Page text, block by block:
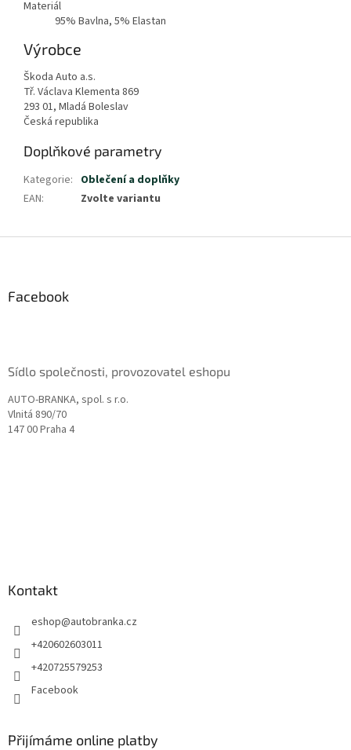
Materiál
95% Bavlna, 5% Elastan
Výrobce
Škoda Auto a.s.
Tř. Václava Klementa 869
293 01, Mladá Boleslav
Česká republika
Doplňkové parametry
Kategorie: Oblečení a doplňky
EAN: Zvolte variantu
Facebook
Sídlo společnosti, provozovatel eshopu
AUTO-BRANKA, spol. s r.o.
Vlnitá 890/70
147 00 Praha 4
Kontakt
eshop@autobranka.cz
+420602603011
+420725579253
Facebook
Přijímáme online platby